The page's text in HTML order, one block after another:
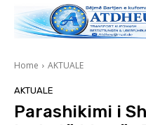
Home AKTUALE
AKTUALE
Parashikimi i